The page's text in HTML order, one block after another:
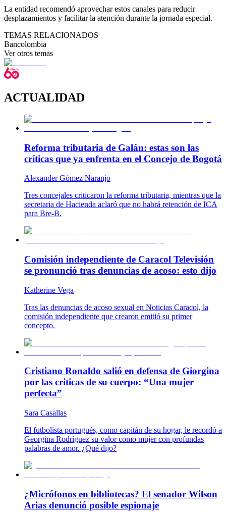
La entidad recomendó aprovechar estos canales para reducir
desplazamientos y facilitar la atención durante la jornada especial.
TEMAS RELACIONADOS
Bancolombia
Ver otros temas
ACTUALIDAD
Reforma tributaria de Galán: estas son las
críticas que ya enfrenta en el Concejo de Bogotá
Alexander Gómez Naranjo
Tres concejales criticaron la reforma tributaria, mientras que la
secretaria de Hacienda aclaró que no habrá retención de ICA
para Bre-B.
Comisión independiente de Caracol Televisión
se pronunció tras denuncias de acoso: esto dijo
Katherine Vega
Tras las denuncias de acoso sexual en Noticias Caracol, la
comisión independiente que crearon emitió su primer
concepto.
Cristiano Ronaldo salió en defensa de Giorgina
por las criticas de su cuerpo: “Una mujer
perfecta”
Sara Casallas
El futbolista portugués, como capitán de su hogar, le recordó a
Georgina Rodríguez su valor como mujer con profundas
palabras de amor. ¿Qué dijo?
¿Micrófonos en bibliotecas? El senador Wilson
Arias denunció posible espionaje